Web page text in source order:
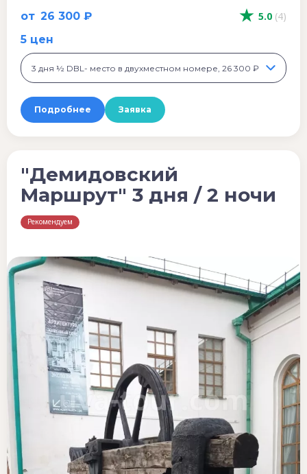
5.0 (4)
от 26 300 ₽
5 цен
3 дня ½ DBL- место в двухместном номере, 26 300 ₽
Подробнее Заявка
"Демидовский
Маршрут" 3 дня / 2 ночи
Рекомендуем